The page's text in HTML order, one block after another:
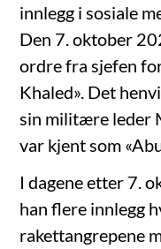
innlegg i sosiale
Den 7. oktober
ordre fra sjefen
Khaled». Det
sin militære leder
var kjent som
I dagene etter 7.
han flere innlegg
rakettangrepene